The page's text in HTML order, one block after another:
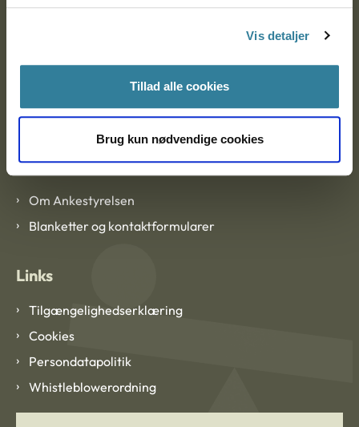
Vis detaljer
Tillad alle cookies
Brug kun nødvendige cookies
EAN: 57 98 000 35 48 21
Om Ankestyrelsen
Om Ankestyrelsen
Blanketter og kontaktformularer
Links
Tilgængelighedserklæring
Cookies
Persondatapolitik
Whistleblowerordning